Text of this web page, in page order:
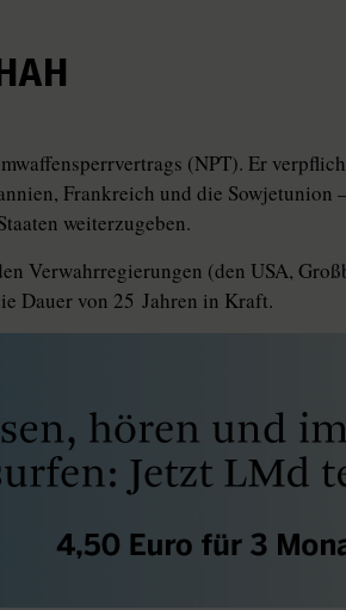
(NPT). Er
Frankreich und die Sowjetunion
weiterzugeben.
Verwahrregierungen (den USA,
Dauer von 25 Jahren in Kraft.